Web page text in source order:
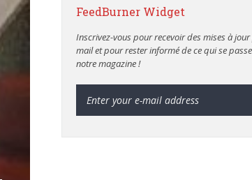
FeedBurner Widget
Inscrivez-vous pour recevoir des mises à
mail et pour rester informé de ce qui se
notre magazine !